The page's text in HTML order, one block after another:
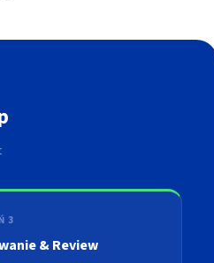
3
& Review